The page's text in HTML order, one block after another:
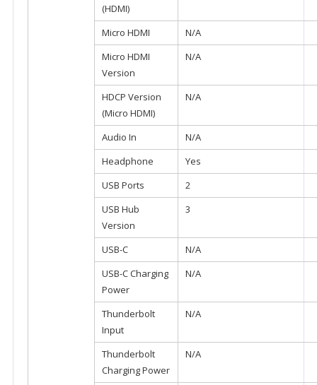
(HDMI)
Micro HDMI
N/A
Micro HDMI
Version
N/A
HDCP Version
(Micro HDMI)
N/A
Audio In
N/A
Headphone
Yes
USB Ports
2
USB Hub
Version
3
USB-C
N/A
USB-C Charging
Power
N/A
Thunderbolt
Input
N/A
Thunderbolt
Charging Power
N/A